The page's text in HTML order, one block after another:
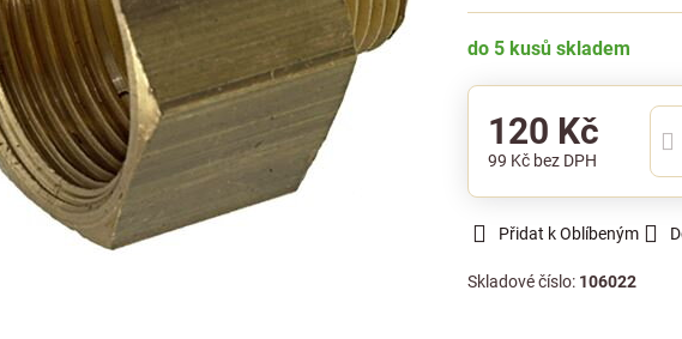
do 5 kusů skladem
120 Kč
99 Kč bez DPH
Přidat k Oblíbeným
Skladové číslo: 106022